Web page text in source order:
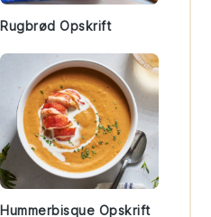
Rugbrød Opskrift
Hummerbisque Opskrift